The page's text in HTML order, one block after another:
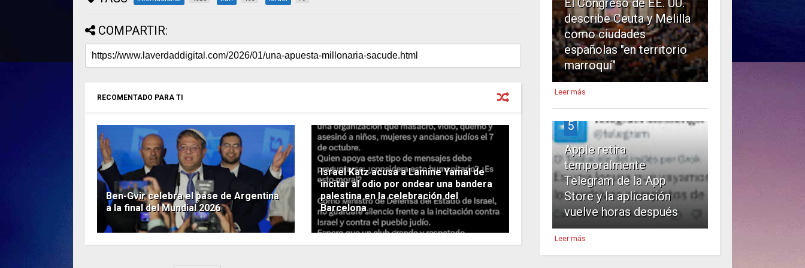
COMPARTIR:
RECOMENTADO PARA TI
Ben-Gvir celebra el pase de Argentina
a la final del Mundial 2026
Israel Katz acusa a Lamine Yamal de
incitar al odio por ondear una bandera
palestina en la celebración del
Barcelona
describe Ceuta y Melilla
como ciudades
españolas "en territorio
marroquí"
Leer más
5
Apple retira
temporalmente
Telegram de la App
Store y la aplicación
vuelve horas después
Leer más